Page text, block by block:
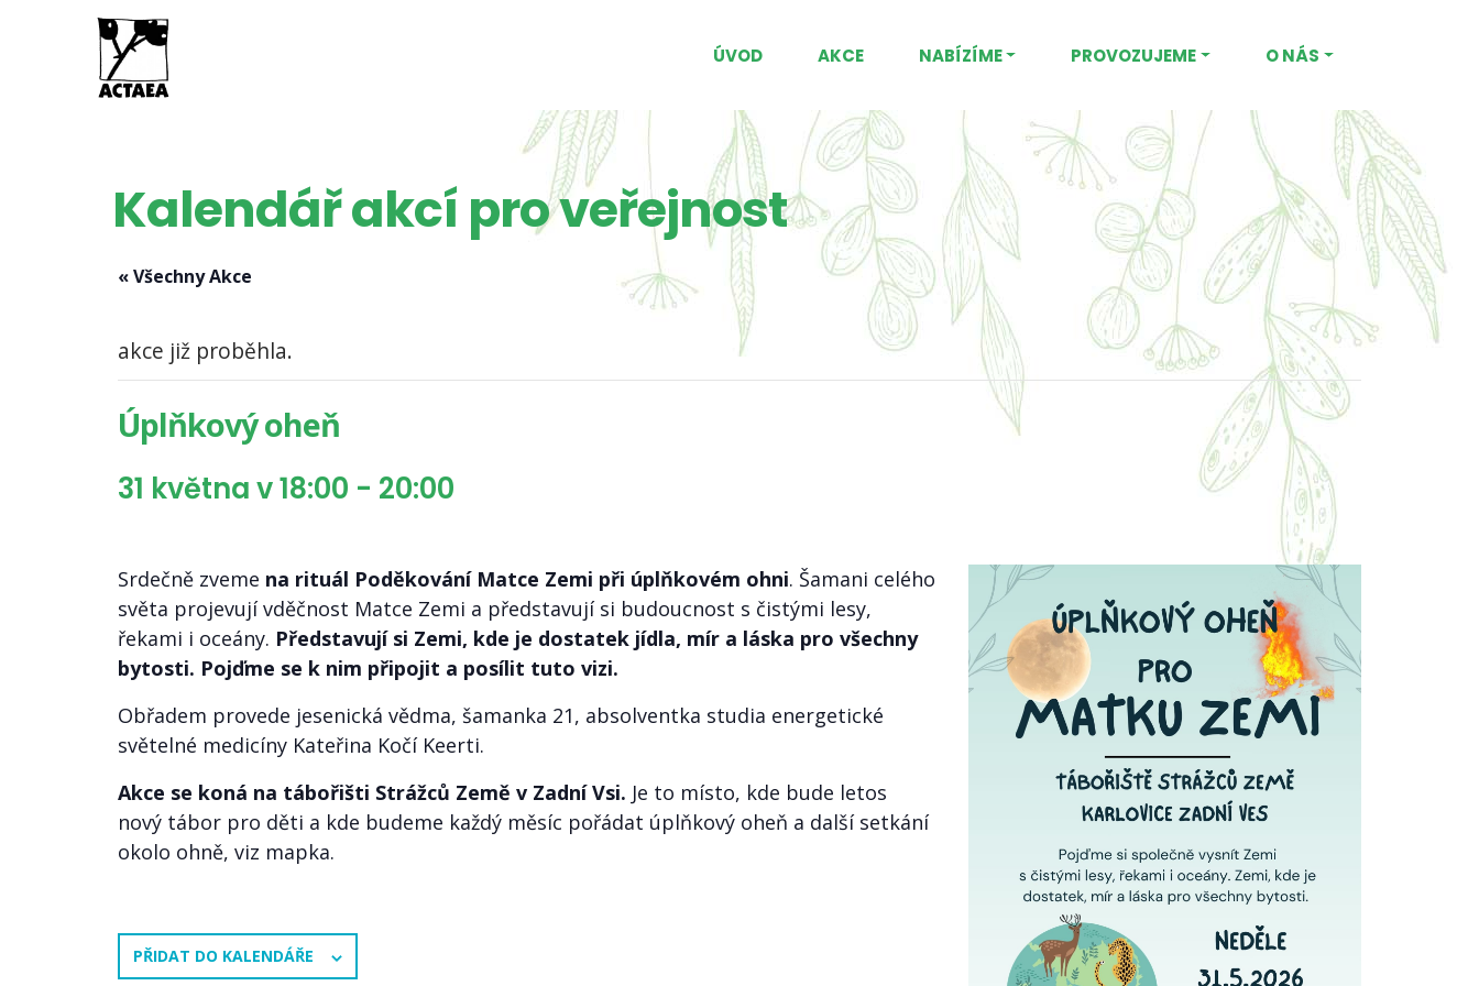
ÚVOD AKCE NABÍZÍME PROVOZUJEME O NÁS
Kalendář akcí pro veřejnost
« Všechny Akce
akce již proběhla.
Úplňkový oheň
31 května v 18:00 - 20:00
Srdečně zveme na rituál Poděkování Matce Zemi při úplňkovém ohni. Šamani celého
světa projevují vděčnost Matce Zemi a představují si budoucnost s čistými lesy,
řekami i oceány. Představují si Zemi, kde je dostatek jídla, mír a láska pro všechny
bytosti. Pojďme se k nim připojit a posílit tuto vizi.
Obřadem provede jesenická vědma, šamanka 21, absolventka studia energetické
světelné medicíny Kateřina Kočí Keerti.
Akce se koná na tábořišti Strážců Země v Zadní Vsi. Je to místo, kde bude letos
nový tábor pro děti a kde budeme každý měsíc pořádat úplňkový oheň a další setkání
okolo ohně, viz mapka.
PŘIDAT DO KALENDÁŘE